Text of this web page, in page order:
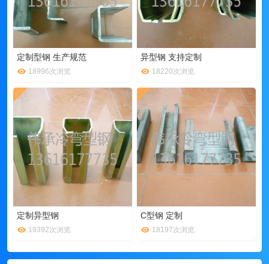
定制型钢 生产规范
18996次浏览
异型钢 支持定制
18220次浏览
定制异型钢
19392次浏览
C型钢 定制
18197次浏览